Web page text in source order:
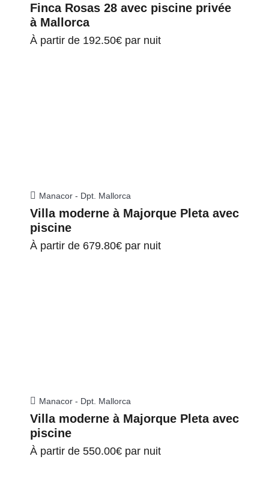
Finca Rosas 28 avec piscine privée
à Mallorca
À partir de 192.50€ par nuit
Manacor - Dpt. Mallorca
Villa moderne à Majorque Pleta avec
piscine
À partir de 679.80€ par nuit
Manacor - Dpt. Mallorca
Villa moderne à Majorque Pleta avec
piscine
À partir de 550.00€ par nuit